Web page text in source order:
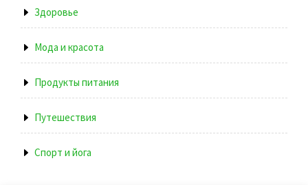
Здоровье
Мода и красота
Продукты питания
Путешествия
Спорт и йога